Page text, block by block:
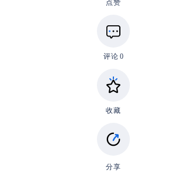
点赞
评论 0
收藏
分享